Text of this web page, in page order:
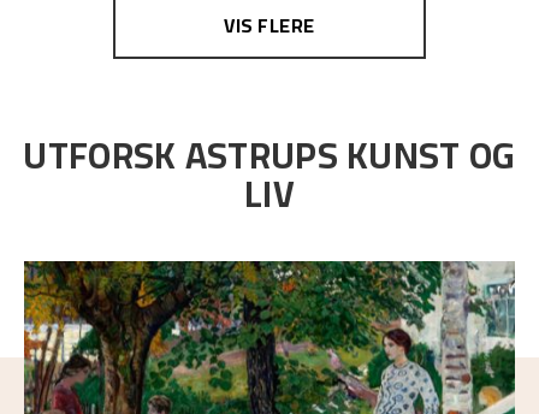
VIS FLERE
UTFORSK ASTRUPS KUNST OG
LIV